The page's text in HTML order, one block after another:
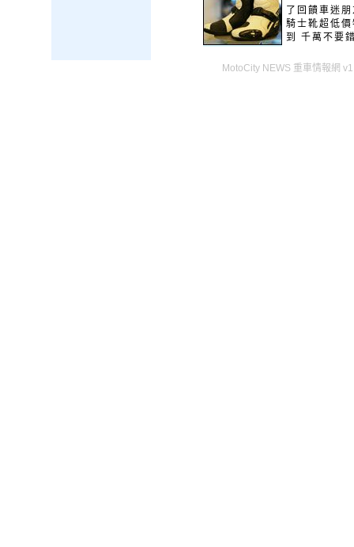
了回饋車迷
騎士靴超低
到 千萬不要
MotoCity NEWS 重車情報網